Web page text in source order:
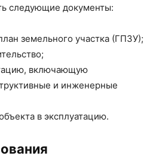
следующие документы:
земельного участка (ГПЗУ);
включающую
и инженерные
в эксплуатацию.